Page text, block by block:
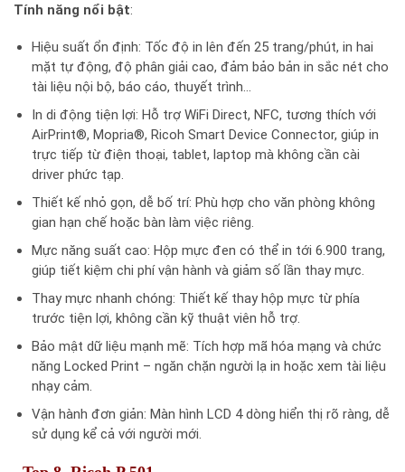
Tính năng nổi bật:
Hiệu suất ổn định: Tốc độ in lên đến 25 trang/phút, in hai
mặt tự động, độ phân giải cao, đảm bảo bản in sắc nét cho
tài liệu nội bộ, báo cáo, thuyết trình…
In di động tiện lợi: Hỗ trợ WiFi Direct, NFC, tương thích với
AirPrint®, Mopria®, Ricoh Smart Device Connector, giúp in
trực tiếp từ điện thoại, tablet, laptop mà không cần cài
driver phức tạp.
Thiết kế nhỏ gọn, dễ bố trí: Phù hợp cho văn phòng không
gian hạn chế hoặc bàn làm việc riêng.
Mực năng suất cao: Hộp mực đen có thể in tới 6.900 trang,
giúp tiết kiệm chi phí vận hành và giảm số lần thay mực.
Thay mực nhanh chóng: Thiết kế thay hộp mực từ phía
trước tiện lợi, không cần kỹ thuật viên hỗ trợ.
Bảo mật dữ liệu mạnh mẽ: Tích hợp mã hóa mạng và chức
năng Locked Print – ngăn chặn người lạ in hoặc xem tài liệu
nhạy cảm.
Vận hành đơn giản: Màn hình LCD 4 dòng hiển thị rõ ràng, dễ
sử dụng kể cả với người mới.